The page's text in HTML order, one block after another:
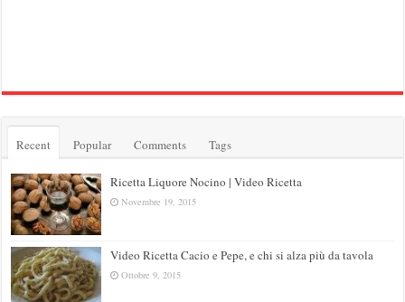
Recent Popular Comments Tags
Ricetta Liquore Nocino | Video Ricetta
Novembre 19, 2015
Video Ricetta Cacio e Pepe, e chi si alza più da tavola
Ottobre 9, 2015